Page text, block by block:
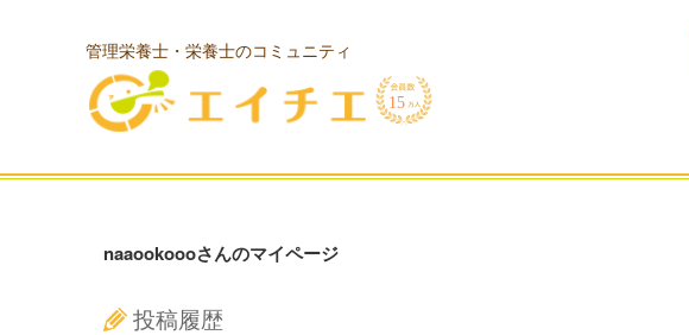
管理栄養士・栄養士のコミュニティ
naaookoooさんのマイページ
投稿履歴